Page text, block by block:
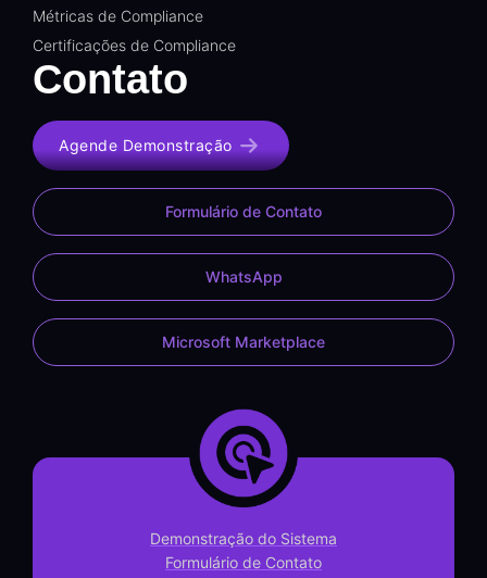
Métricas de Compliance
Certificações de Compliance
Contato
Agende Demonstração
Formulário de Contato
WhatsApp
Microsoft Marketplace
Demonstração do Sistema
Formulário de Contato